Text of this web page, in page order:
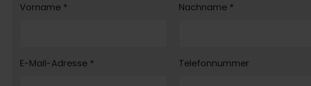
Vorname * Nachname *
E-Mail-Adresse * Telefonnummer